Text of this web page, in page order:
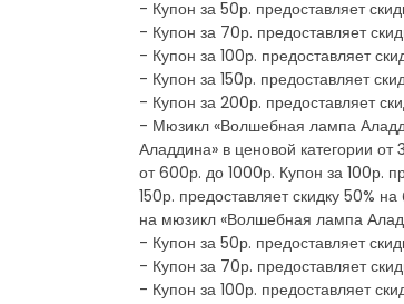
- Купон за 50р. предоставляет
- Купон за 70р. предоставляет
- Купон за 100р. предоставляет
- Купон за 150р. предоставляет
- Купон за 200р. предоставляет
- Мюзикл «Волшебная лампа
Аладдина» в ценовой категории
от 600р. до 1000р. Купон за 100р.
150р. предоставляет скидку 50%
на мюзикл «Волшебная лампа
- Купон за 50р. предоставляет
- Купон за 70р. предоставляет
- Купон за 100р. предоставляет